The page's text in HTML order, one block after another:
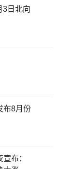
3日北向
布8月份
布：